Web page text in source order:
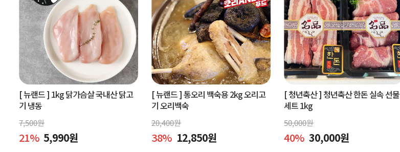
[ 뉴랜드 ] 1kg 닭가슴살 국내산 닭고
기 냉동
7,500원
21% 5,990원
[ 뉴랜드 ]통오리 백숙용 2kg 오리고
기 오리백숙
20,400원
38% 12,850원
[ 청년축산 ] 청년축산 한돈 실속 선물
세트 1kg
50,000원
40% 30,000원